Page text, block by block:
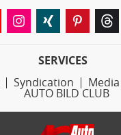
SERVICES
Syndication Media
AUTO BILD CLUB